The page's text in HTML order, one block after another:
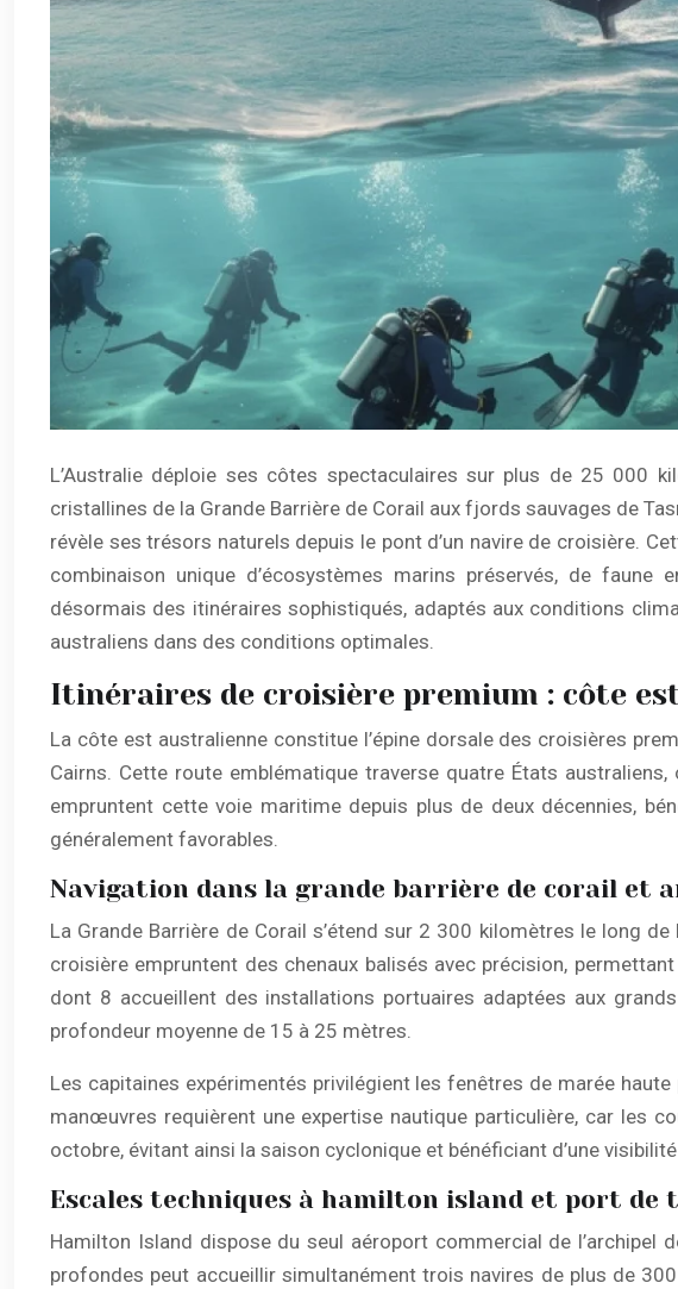
L’Australie déploie ses côtes spectaculaires sur plus de 25 000
cristallines de la Grande Barrière de Corail aux fjords sauvages de
révèle ses trésors naturels depuis le pont d’un navire de croisière.
combinaison unique d’écosystèmes marins préservés, de faune
désormais des itinéraires sophistiqués, adaptés aux conditions
australiens dans des conditions optimales.
Itinéraires de croisière premium : côte
La côte est australienne constitue l’épine dorsale des croisières
Cairns. Cette route emblématique traverse quatre États
empruntent cette voie maritime depuis plus de deux décennies,
généralement favorables.
Navigation dans la grande barrière de corail et
La Grande Barrière de Corail s’étend sur 2 300 kilomètres le long
croisière empruntent des chenaux balisés avec précision,
dont 8 accueillent des installations portuaires adaptées aux
profondeur moyenne de 15 à 25 mètres.
Les capitaines expérimentés privilégient les fenêtres de marée
manœuvres requièrent une expertise nautique particulière, car les
octobre, évitant ainsi la saison cyclonique et bénéficiant d’une
Escales techniques à hamilton island et port de
Hamilton Island dispose du seul aéroport commercial de
profondes peut accueillir simultanément trois navires de plus de